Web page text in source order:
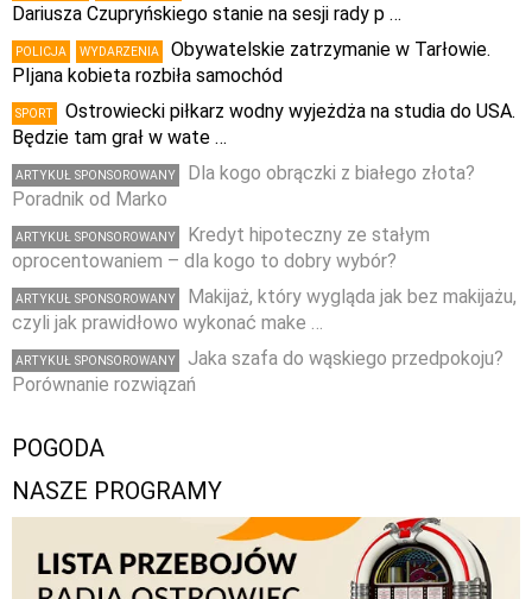
Dariusza Czupryńskiego stanie na sesji rady p …
POLICJA WYDARZENIA
Obywatelskie zatrzymanie w Tarłowie.
PIjana kobieta rozbiła samochód
SPORT
Ostrowiecki piłkarz wodny wyjeżdża na studia do USA.
Będzie tam grał w wate …
ARTYKUŁ SPONSOROWANY
Dla kogo obrączki z białego złota?
Poradnik od Marko
ARTYKUŁ SPONSOROWANY
Kredyt hipoteczny ze stałym
oprocentowaniem – dla kogo to dobry wybór?
ARTYKUŁ SPONSOROWANY
Makijaż, który wygląda jak bez makijażu,
czyli jak prawidłowo wykonać make …
ARTYKUŁ SPONSOROWANY
Jaka szafa do wąskiego przedpokoju?
Porównanie rozwiązań
POGODA
NASZE PROGRAMY